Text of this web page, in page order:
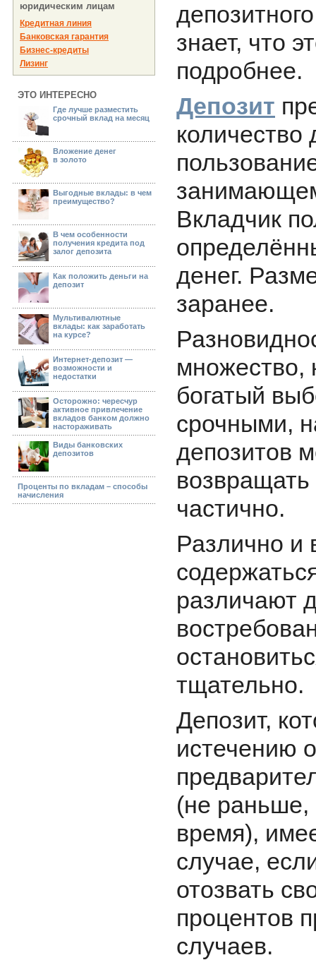
юридическим лицам
Кредитная линия
Банковская гарантия
Бизнес-кредиты
Лизинг
ЭТО ИНТЕРЕСНО
Где лучше разместить
cрочный вклад на месяц
Вложение денег
в золото
Выгодные вклады: в чем
преимущество?
В чем особенности
получения кредита под
залог депозита
Как положить деньги на
депозит
Мультивалютные
вклады: как заработать
на курсе?
Интернет-депозит —
возможности и
недостатки
Осторожно: чересчур
активное привлечение
вкладов банком должно
настораживать
Виды банковских
депозитов
Проценты по вкладам – способы
начисления
знает, что
подробнее.
Депозит
количество
Вкладчик
денег.
заранее.
множество,
богатый
срочными,
депозитов
частично.
Различно и
различают
тщательно.
Депозит,
истечению
(не раньше,
время),
случае,
отозвать
процентов
случаев.